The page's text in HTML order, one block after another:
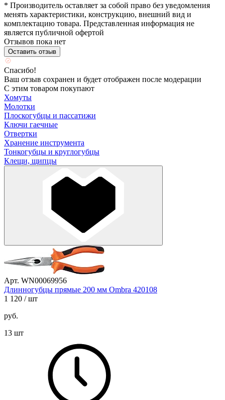
* Производитель оставляет за собой право без уведомления
менять характеристики, конструкцию, внешний вид и
комплектацию товара. Представленная информация не
является публичной офертой
Отзывов пока нет
Оставить отзыв
Спасибо!
Ваш отзыв сохранен и будет отображен после модерации
С этим товаром покупают
Хомуты
Молотки
Плоскогубцы и пассатижи
Ключи гаечные
Отвертки
Хранение инструмента
Тонкогубцы и круглогубцы
Клещи, щипцы
Арт. WN00069956
Длинногубцы прямые 200 мм Ombra 420108
1 120 / шт
руб.
13 шт